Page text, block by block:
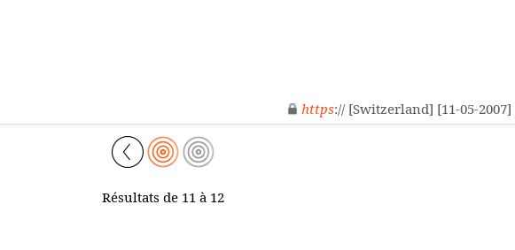
https:// [Switzerland] [11-05-2007]
Résultats de 11 à 12